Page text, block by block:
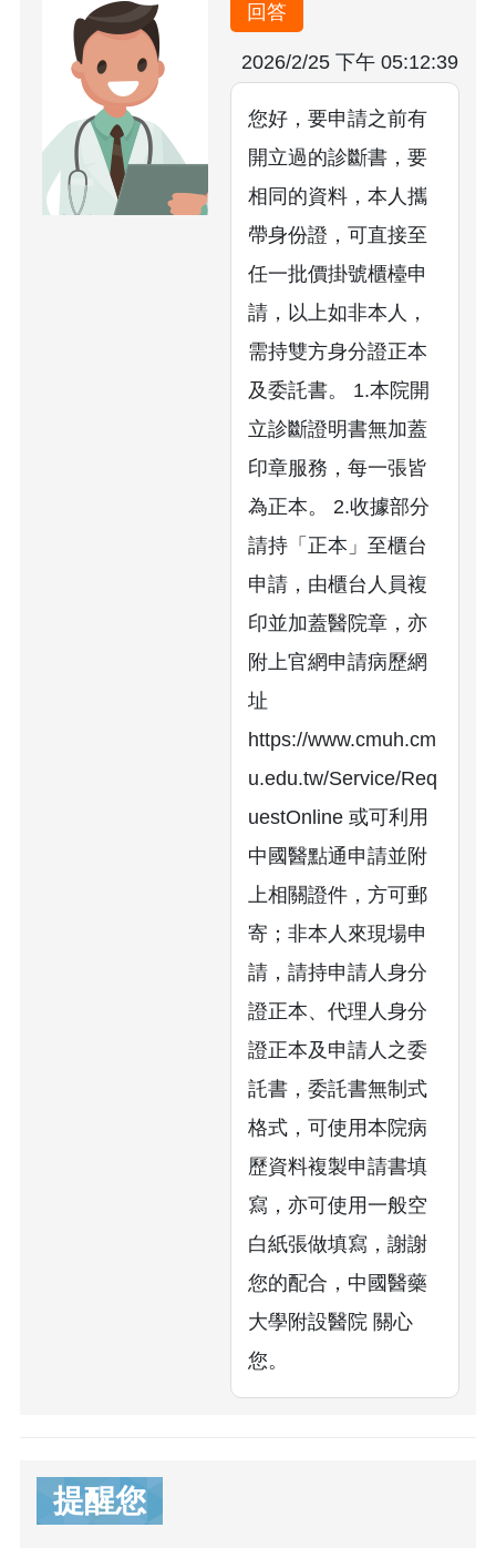
回答
2026/2/25 下午 05:12:39
您好，要申請之前有
開立過的診斷書，要
相同的資料，本人攜
帶身份證，可直接至
任一批價掛號櫃檯申
請，以上如非本人，
需持雙方身分證正本
及委託書。 1.本院開
立診斷證明書無加蓋
印章服務，每一張皆
為正本。 2.收據部分
請持「正本」至櫃台
申請，由櫃台人員複
印並加蓋醫院章，亦
附上官網申請病歷網
址
https://www.cmuh.cm
u.edu.tw/Service/Req
uestOnline 或可利用
中國醫點通申請並附
上相關證件，方可郵
寄；非本人來現場申
請，請持申請人身分
證正本、代理人身分
證正本及申請人之委
託書，委託書無制式
格式，可使用本院病
歷資料複製申請書填
寫，亦可使用一般空
白紙張做填寫，謝謝
您的配合，中國醫藥
大學附設醫院 關心
您。
提醒您